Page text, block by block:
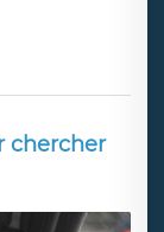
chercher